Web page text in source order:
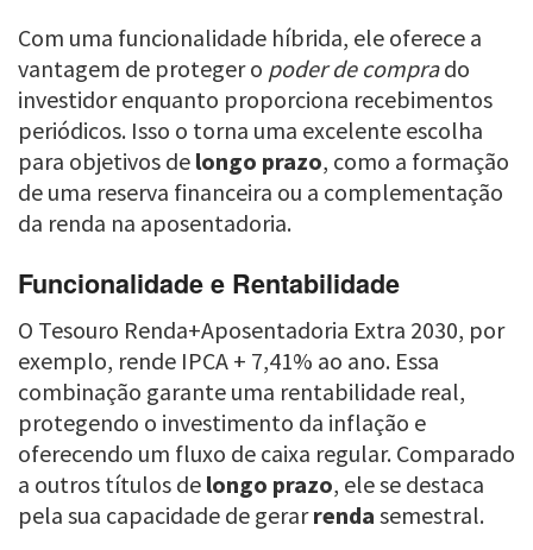
Com uma funcionalidade híbrida, ele oferece a
vantagem de proteger o poder de comprado
investidor enquanto proporciona recebimentos
periódicos. Isso o torna uma excelente escolha
para objetivos de longo prazo, como a formação
de uma reserva financeira ou a complementação
da renda na aposentadoria.
Funcionalidade e Rentabilidade
O Tesouro Renda+Aposentadoria Extra 2030, por
exemplo, rende IPCA + 7,41% ao ano. Essa
combinação garante uma rentabilidade real,
protegendo o investimento da inflação e
oferecendo um fluxo de caixa regular. Comparado
a outros títulos de longo prazo, ele se destaca
pela sua capacidade de gerarrenda semestral.